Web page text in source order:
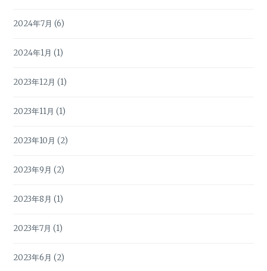
2024年7月 (6)
2024年1月 (1)
2023年12月 (1)
2023年11月 (1)
2023年10月 (2)
2023年9月 (2)
2023年8月 (1)
2023年7月 (1)
2023年6月 (2)